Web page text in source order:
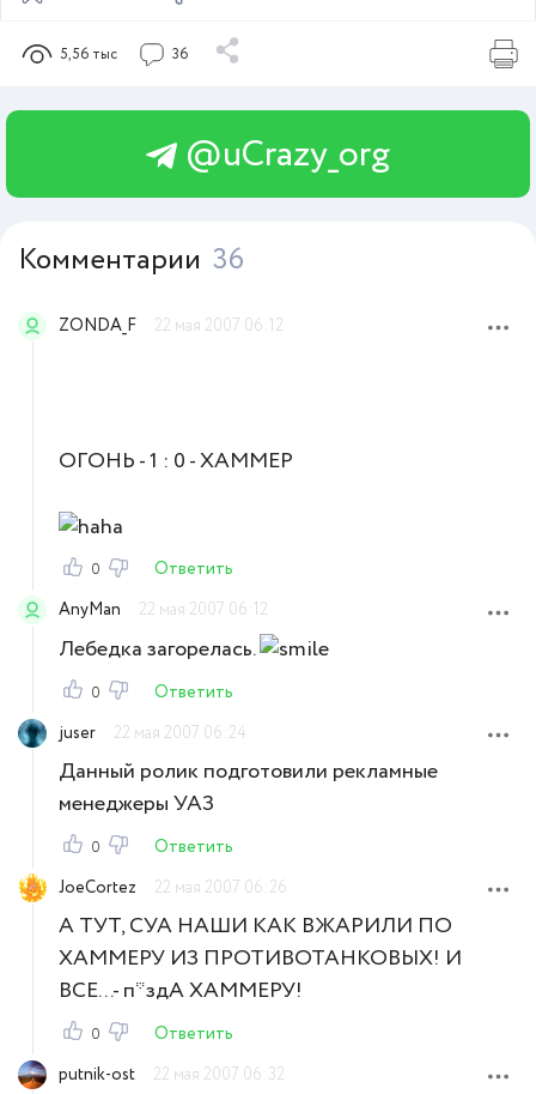
5,56 тыс 36
@uCrazy_org
Комментарии 36
ZONDA_F 22 мая 2007 06:12
ОГОНЬ - 1 : 0 - ХАММЕР
0
Ответить
AnyMan
22 мая 2007 06:12
Лебедка загорелась.
0
Ответить
juser
22 мая 2007 06:24
Данный ролик подготовили рекламные
менеджеры УАЗ
0
Ответить
JoeCortez
22 мая 2007 06:26
А ТУТ, СУА НАШИ КАК ВЖАРИЛИ ПО
ХАММЕРУ ИЗ ПРОТИВОТАНКОВЫХ! И
ВСЕ...- п*здА ХАММЕРУ!
0
Ответить
putnik-ost
22 мая 2007 06:32